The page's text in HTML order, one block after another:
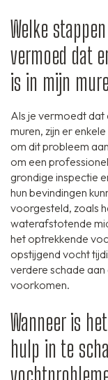
Welke
vermoed dat
is in mijn
Als je vermoedt dat
muren, zijn er
om dit probleem
om een
grondige inspectie
hun bevindingen
voorgesteld, zoals
waterafstotende
het optrekkende
opstijgend vocht
verdere schade
voorkomen.
Wanneer is
hulp in te